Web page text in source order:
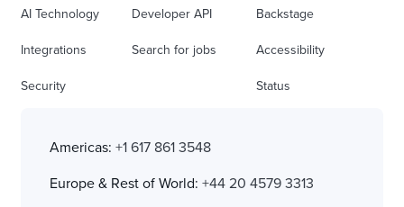
AI Technology
Integrations
Security
Developer API
Search for jobs
Backstage
Accessibility
Status
Americas: +1 617 861 3548
Europe & Rest of World: +44 20 4579 3313